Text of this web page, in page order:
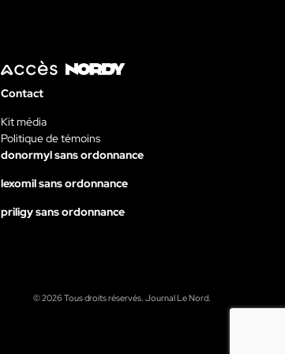
Contact
Kit média
Politique de témoins
donormyl sans ordonnance
lexomil sans ordonnance
priligy sans ordonnance
© 2026 Tous droits réservés. Journal Le Nord.